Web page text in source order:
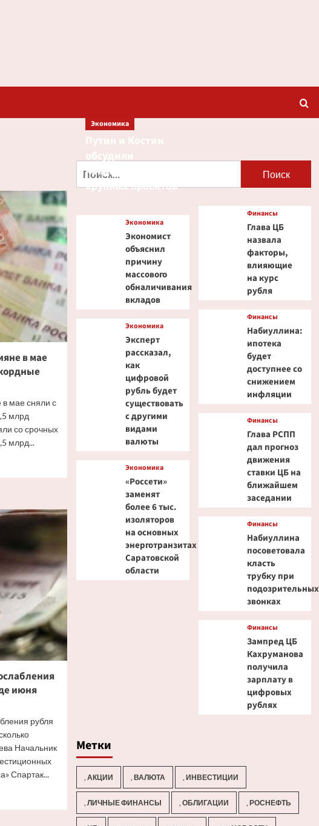
в мае
в мае сняли с
млрд
со срочных
млрд...
июня
рубля
Начальник
Спартак...
Экономика
кредитование
крупных проектов
Экономика
Экономист
объяснил
причину
массового
обналичивания
вкладов
Экономика
Эксперт
рассказал,
как
цифровой
рубль будет
существовать
с другими
видами
валюты
Экономика
«Россети»
заменят
более 6 тыс.
изоляторов
на основных
энерготранзитах
Саратовской
области
Финансы
Глава ЦБ
назвала
факторы,
влияющие
на курс
рубля
Финансы
Набиуллина:
ипотека
будет
доступнее со
снижением
инфляции
Финансы
Глава РСПП
дал прогноз
движения
ставки ЦБ на
ближайшем
заседании
Финансы
Набиуллина
посоветовала
класть
трубку при
подозрительных
звонках
Финансы
Зампред ЦБ
Кахруманова
получила
зарплату в
цифровых
рублях
Метки
, АКЦИИ , ВАЛЮТА , ИНВЕСТИЦИИ
, ЛИЧНЫЕ ФИНАНСЫ , ОБЛИГАЦИИ , РОСНЕФТЬ